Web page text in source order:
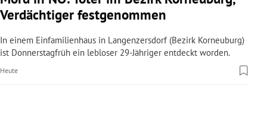
Untermenü
Untermenü
Verdächtiger festgenommen
In einem Einfamilienhaus in Langenzersdorf (Bezirk Korneuburg)
ist Donnerstagfrüh ein lebloser 29-Jähriger entdeckt worden.
Heute